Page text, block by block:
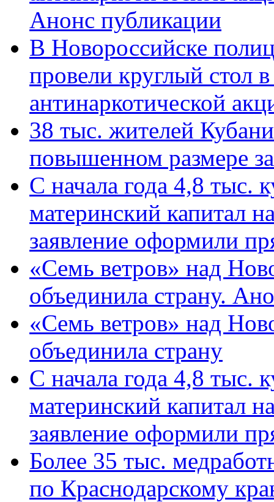
Анонс публикации
В Новороссийске
провели круглый стол
антинаркотической
38 тыс. жителей
повышенном размере
С начала года 4,8 тыс.
материнский капитал
заявление оформили
«Семь ветров» над
объединила страну.
«Семь ветров» над
объединила страну
С начала года 4,8 тыс.
материнский капитал
заявление оформили
Более 35 тыс.
по Краснодарскому